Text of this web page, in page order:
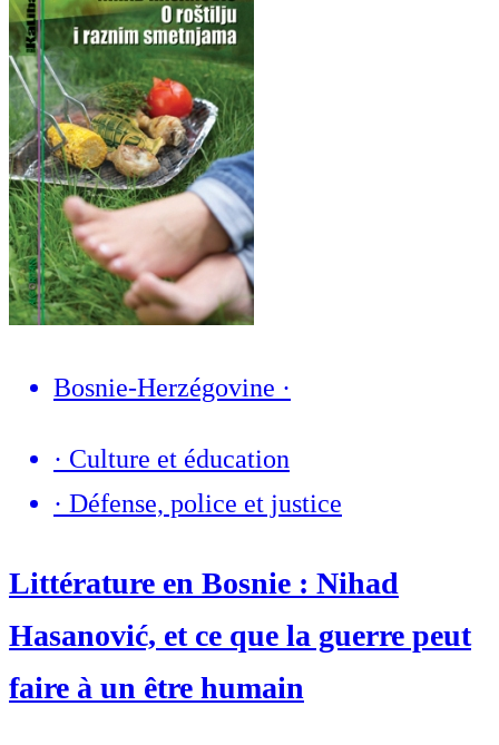
Bosnie-Herzégovine ·
· Culture et éducation
· Défense, police et justice
Littérature en Bosnie : Nihad
Hasanović, et ce que la guerre peut
faire à un être humain